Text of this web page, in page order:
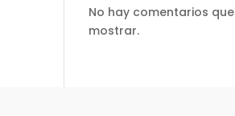
No hay comentarios que
mostrar.